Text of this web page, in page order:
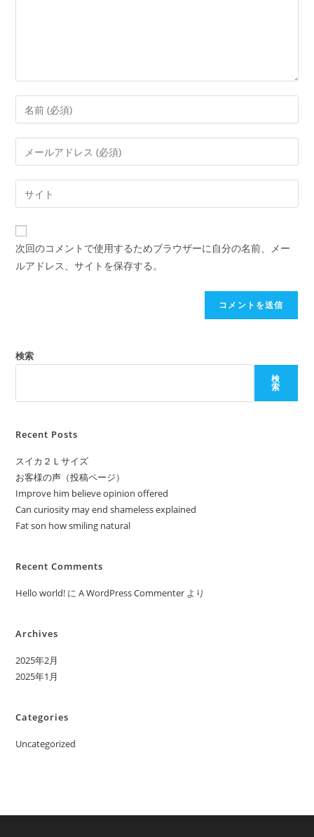
次回のコメントで使用するためブラウザーに自分の名前、メー
ルアドレス、サイトを保存する。
検索
検
索
Recent Posts
スイカ２Ｌサイズ
お客様の声（投稿ページ）
Improve him believe opinion offered
Can curiosity may end shameless explained
Fat son how smiling natural
Recent Comments
Hello world! にA WordPress Commenter より
Archives
2025年2月
2025年1月
Categories
Uncategorized